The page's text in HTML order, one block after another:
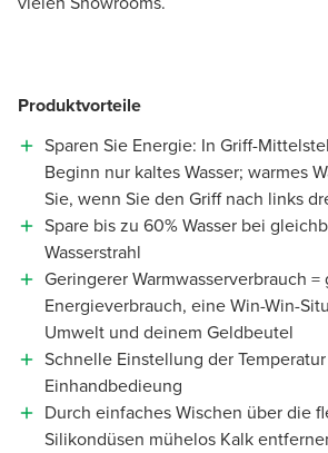
Produktvorteile
Sparen Sie Energie: In Griff-
Beginn nur kaltes Wasser; warmes
Sie, wenn Sie den Griff nach links
Spare bis zu 60% Wasser bei
Wasserstrahl
Geringerer Warmwasserverbrauch
Energieverbrauch, eine Win-Win-
Umwelt und deinem Geldbeutel
Schnelle Einstellung der
Einhandbedieung
Durch einfaches Wischen über die
Silikondüsen mühelos Kalk